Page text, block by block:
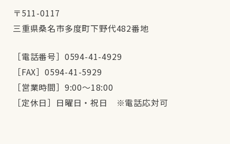
〒511-0117
三重県桑名市多度町下野代482番地
［電話番号］0594-41-4929
［FAX］0594-41-5929
［営業時間］9:00～18:00
［定休日］日曜日・祝日 ※電話応対可